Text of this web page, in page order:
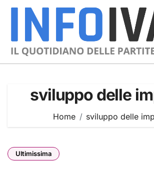
Skip
sviluppo delle
Home sviluppo delle
Ultimissima